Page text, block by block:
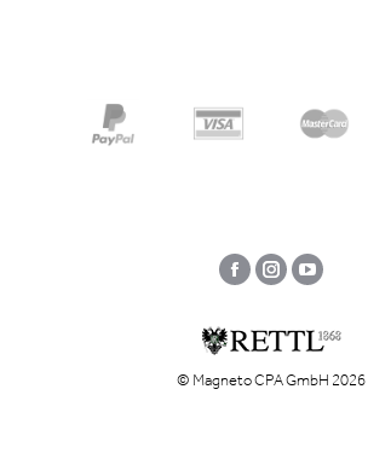
Facebook
InstagramYouTube
© Magneto CPA GmbH 2026